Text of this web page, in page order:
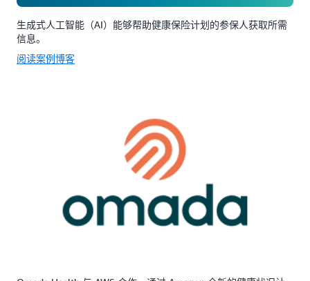
生成式人工智能（AI）能够帮助健康保险计划的参保人获取所需
信息。
阅读案例博客